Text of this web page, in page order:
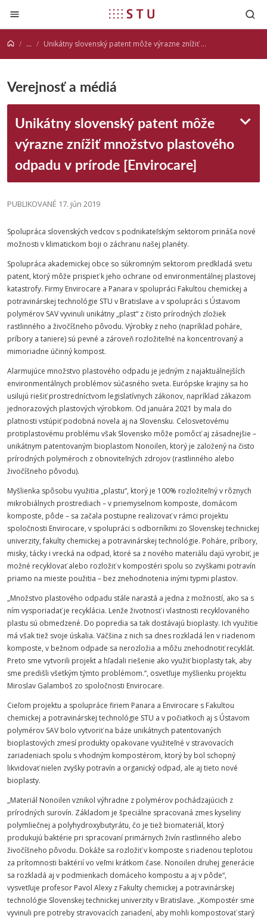
Prejsť na obsah
... Unikátny slovenský patent môže výrazne znížiť množstvo plastového odpadu v prírode [Envirocare]
Verejnosť a médiá
Unikátny slovenský patent môže
výrazne znížiť množstvo plastového
odpadu v prírode [Envirocare]
PUBLIKOVANÉ 17. jún 2019
Spolupráca slovenských vedcov s podnikateľským sektorom prináša nové
možnosti v klimatickom boji o záchranu našej planéty.
Spolupráca akademickej obce so súkromným sektorom predkladá svetu
patent, ktorý môže prispieť k jeho ochrane od environmentálnej plastovej
katastrofy. Firmy Envirocare a Panara v spolupráci Fakultou chemickej a
potravinárskej technológie STU v Bratislave a v spolupráci s Ústavom
polymérov SAV vyvinuli unikátny „plast“ z čisto prírodných zložiek
rastlinného a živočíšneho pôvodu. Výrobky z neho (napríklad poháre,
príbory a taniere) sú pevné a zároveň rozložiteľné na koncentrovaný a
mimoriadne účinný kompost.
Alarmujúce množstvo plastového odpadu je jedným z najaktuálnejších
environmentálnych problémov súčasného sveta. Európske krajiny sa ho
usilujú riešiť prostredníctvom legislatívnych zákonov, napríklad zákazom
jednorazových plastových výrobkom. Od januára 2021 by mala do
platnosti vstúpiť podobná novela aj na Slovensku. Celosvetovému
protiplastovému problému však Slovensko môže pomôcť aj zásadnejšie –
unikátnym patentovaným bioplastom Nonoilen, ktorý je založený na čisto
prírodných polyméroch z obnoviteľných zdrojov (rastlinného alebo
živočíšneho pôvodu).
Myšlienka spôsobu využitia „plastu“, ktorý je 100% rozložiteľný v rôznych
mikrobiálnych prostrediach – v priemyselnom komposte, domácom
komposte, pôde – sa začala postupne realizovať v rámci projektu
spoločnosti Envirocare, v spolupráci s odborníkmi zo Slovenskej technickej
univerzity,fakulty chemickej a potravinárskej technológie. Poháre, príbory,
misky, tácky i vrecká na odpad, ktoré sa z nového materiálu dajú vyrobiť, je
možné recyklovať alebo rozložiť v kompostéri spolu so zvyškami potravín
priamo na mieste použitia – bez znehodnotenia inými typmi plastov.
„Množstvo plastového odpadu stále narastá a jedna z možností, ako sa s
ním vysporiadať je recyklácia. Lenže životnosť i vlastnosti recyklovaného
plastu sú obmedzené. Do popredia sa tak dostávajú bioplasty. Ich využitie
má však tiež svoje úskalia. Väčšina z nich sa dnes rozkladá len v riadenom
komposte, v bežnom odpade sa nerozložia a môžu znehodnotiť recyklát.
Preto sme vytvorili projekt a hľadali riešenie ako využiť bioplasty tak, aby
sme predišli všetkým týmto problémom.“, osvetľuje myšlienku projektu
Miroslav Galamboš zo spoločnosti Envirocare.
Cieľom projektu a spolupráce firiem Panara a Envirocare s Fakultou
chemickej a potravinárskej technológie STU a v počiatkoch aj s Ústavom
polymérov SAV bolo vytvoriť na báze unikátnych patentovaných
bioplastových zmesí produkty opakovane využiteľné v stravovacích
zariadeniach spolu s vhodným kompostérom, ktorý by bol schopný
likvidovať nielen zvyšky potravín a organický odpad, ale aj tieto nové
bioplasty.
„Materiál Nonoilen vznikol výhradne z polymérov pochádzajúcich z
prírodných surovín. Základom je špeciálne spracovaná zmes kyseliny
polymliečnej a polyhydroxybutyrátu, čo je tiež biomateriál, ktorý
produkujú baktérie pri spracovaní primárnych živín rastlinného alebo
živočíšneho pôvodu. Dokáže sa rozložiť v komposte s riadenou teplotou
za prítomnosti baktérií vo veľmi krátkom čase. Nonoilen druhej generácie
sa rozkladá aj v podmienkach domáceho kompostu a aj v pôde“,
vysvetľuje profesor Pavol Alexy z Fakulty chemickej a potravinárskej
technológie Slovenskej technickej univerzityv Bratislave. „Kompostér sme
vyvinuli pre potreby stravovacích zariadení, aby mohli kompostovať starý